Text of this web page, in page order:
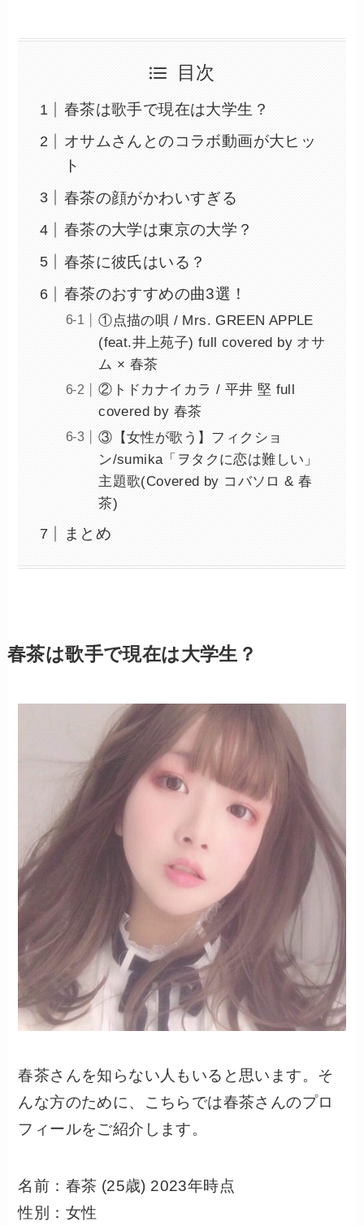
目次
春茶は歌手で現在は大学生？
オサムさんとのコラボ動画が大ヒッ
ト
春茶の顔がかわいすぎる
春茶の大学は東京の大学？
春茶に彼氏はいる？
春茶のおすすめの曲3選！
①点描の唄 / Mrs. GREEN APPLE
(feat.井上苑子) full covered by オサ
ム × 春茶
②トドカナイカラ / 平井 堅 full
covered by 春茶
③【女性が歌う】フィクショ
ン/sumika「ヲタクに恋は難しい」
主題歌(Covered by コバソロ & 春
茶)
まとめ
春茶は歌手で現在は大学生？
春茶さんを知らない人もいると思います。そ
んな方のために、こちらでは春茶さんのプロ
フィールをご紹介します。
名前：春茶 (25歳) 2023年時点
性別：女性